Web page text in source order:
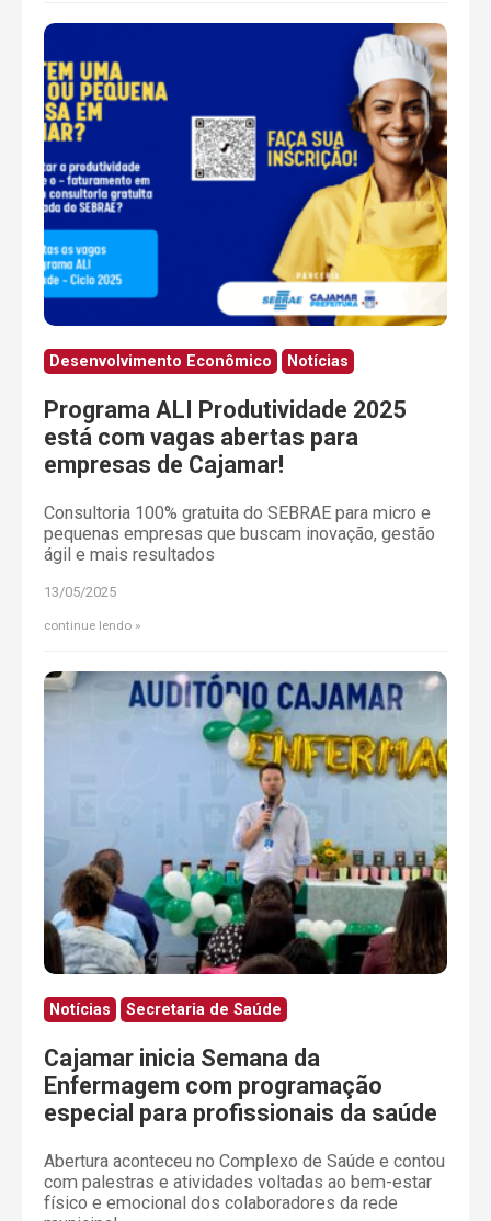
Desenvolvimento Econômico Notícias
Programa ALI Produtividade 2025
está com vagas abertas para
empresas de Cajamar!
Consultoria 100% gratuita do SEBRAE para micro e
pequenas empresas que buscam inovação, gestão
ágil e mais resultados
13/05/2025
continue lendo
Notícias Secretaria de Saúde
Cajamar inicia Semana da
Enfermagem com programação
especial para profissionais da saúde
Abertura aconteceu no Complexo de Saúde e contou
com palestras e atividades voltadas ao bem-estar
físico e emocional dos colaboradores da rede